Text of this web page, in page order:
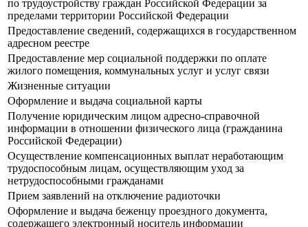
по трудоустройству граждан Российской Федерации за
пределами территории Российской Федерации
Предоставление сведений, содержащихся в государственном
адресном реестре
Предоставление мер социальной поддержки по оплате
жилого помещения, коммунальных услуг и услуг связи
Жизненные ситуации
Оформление и выдача социальной карты
Получение юридическим лицом адресно-справочной
информации в отношении физического лица (гражданина
Российской Федерации)
Осуществление компенсационных выплат неработающим
трудоспособным лицам, осуществляющим уход за
нетрудоспособными гражданами
Прием заявлений на отключение радиоточки
Оформление и выдача беженцу проездного документа,
содержащего электронный носитель информации